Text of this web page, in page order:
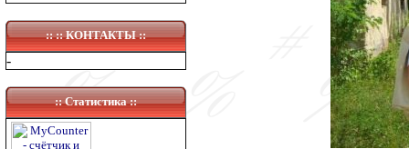
:: ::КОНТАКТЫ::
-
:: Статистика ::